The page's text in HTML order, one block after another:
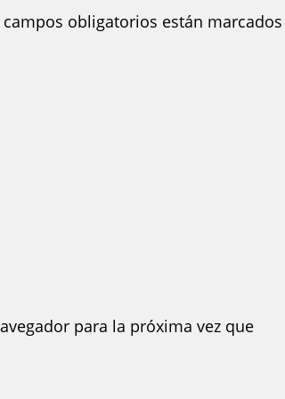
campos obligatorios están
para la próxima vez que